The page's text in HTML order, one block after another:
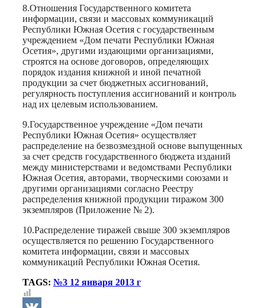
8.Отношения Государственного комитета
информации, связи и массовых коммуникаций
Республики Южная Осетия с государственным
учреждением «Дом печати Республики Южная
Осетия», другими издающими организациями,
строятся на основе договоров, определяющих
порядок издания книжной и иной печатной
продукции за счет бюджетных ассигнований,
регулярность поступления ассигнований и контроль
над их целевым использованием.
9.Государственное учреждение «Дом печати
Республики Южная Осетия» осуществляет
распределение на безвозмездной основе выпущенных
за счет средств государственного бюджета изданий
между министерствами и ведомствами Республики
Южная Осетия, авторами, творческими союзами и
другими организациями согласно Реестру
распределения книжной продукции тиражом 300
экземпляров (Приложение № 2).
10.Распределение тиражей свыше 300 экземпляров
осуществляется по решению Государственного
комитета информации, связи и массовых
коммуникаций Республики Южная Осетия.
TAGS: №3 12 января 2013 г